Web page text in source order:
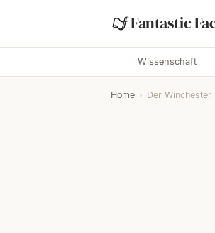
Fantastic
Wissenschaft
Home › Der